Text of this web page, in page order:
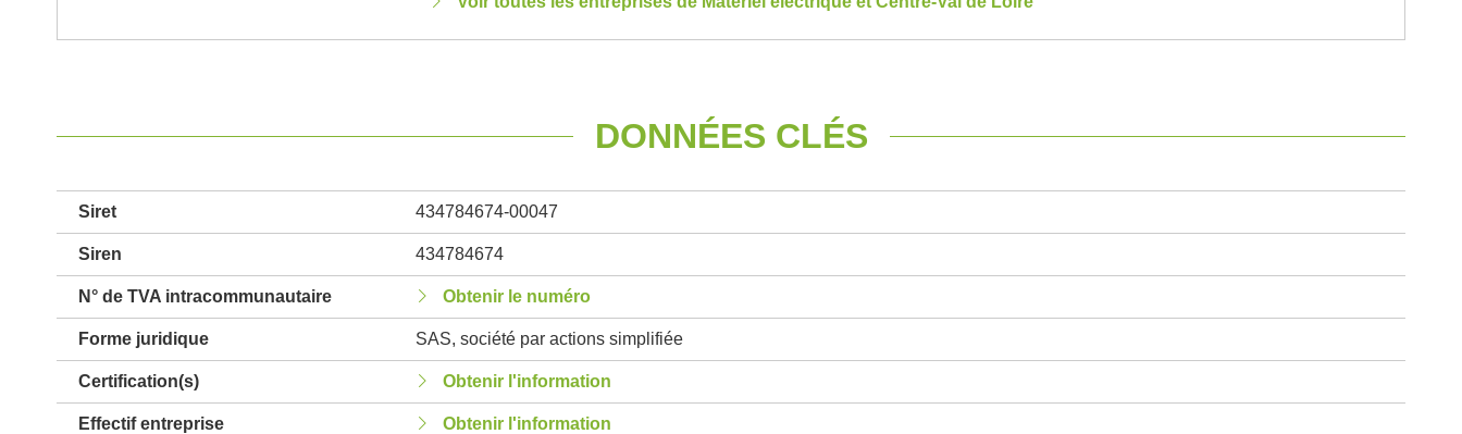
DONNÉES CLÉS
Siret 434784674-00047
Siren 434784674
N° de TVA intracommunautaire Obtenir le numéro
Forme juridique SAS, société par actions simplifiée
Certification(s) Obtenir l'information
Effectif entreprise Obtenir l'information